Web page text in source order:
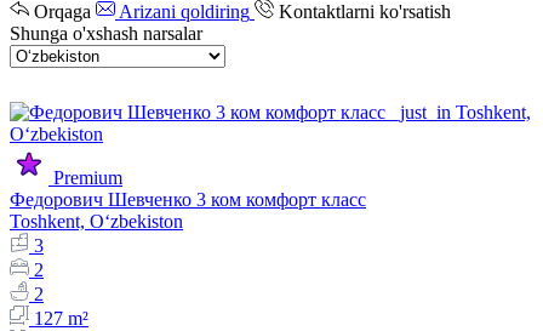
Orqaga Arizani qoldiring
Kontaktlarni ko'rsatish
Shunga o'xshash narsalar
Premium
Федорович Шевченко 3 ком комфорт класс
Toshkent, Oʻzbekiston
3
2
2
127 m²